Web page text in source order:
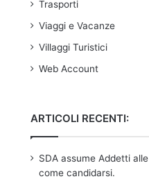
Trasporti
Viaggi e Vacanze
Villaggi Turistici
Web Account
ARTICOLI RECENTI:
SDA assume Addetti
come candidarsi.